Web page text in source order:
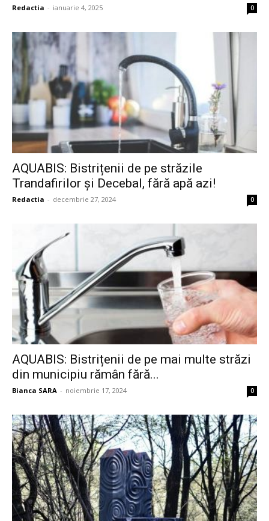
Redactia - ianuarie 4, 2025 0
AQUABIS: Bistrițenii de pe străzile
Trandafirilor și Decebal, fără apă azi!
Redactia - decembrie 27, 2024 0
AQUABIS: Bistrițenii de pe mai multe străzi
din municipiu rămân fără...
Bianca SARA - noiembrie 17, 2024 0